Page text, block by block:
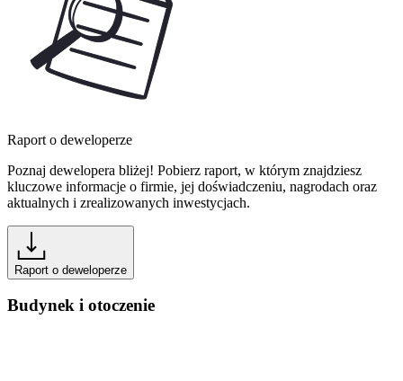
Raport o deweloperze
Poznaj dewelopera bliżej! Pobierz raport, w którym znajdziesz
kluczowe informacje o firmie, jej doświadczeniu, nagrodach oraz
aktualnych i zrealizowanych inwestycjach.
Raport o deweloperze
Budynek i otoczenie